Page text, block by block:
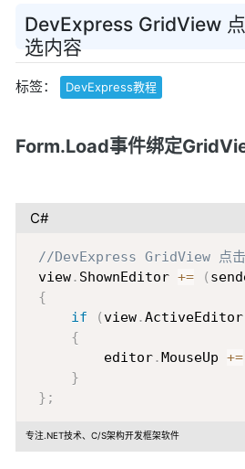
DevExpress GridView
选内容
标签： DevExpress教程
Form.Load事件绑定
C#
//DevExpress GridView 点击
view. ShownEditor += (
{
if
(view.ActiveEditor
{
         editor
. MouseUp +=
}
} ;
专注.NET技术、C/S架构开发框架软件